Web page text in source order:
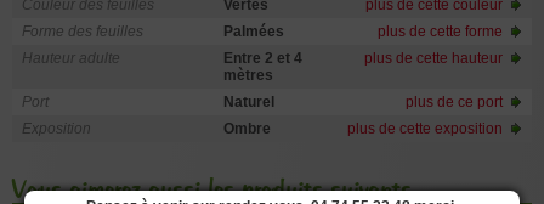
Couleur des feuilles
Vertes
plus de cette couleur
Forme des feuilles
Palmées
plus de cette forme
Hauteur adulte
Entre 2 et 4
mètres
plus de cette hauteur
Port Naturel
plus de ce port
Exposition
Ombre plus de cette exposition
Vous aimerez aussi les produits suivants